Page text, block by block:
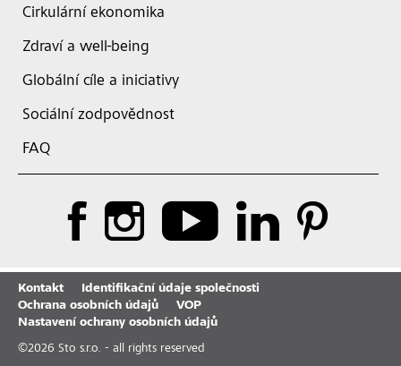
Cirkulární ekonomika
Zdraví a well-being
Globální cíle a iniciativy
Sociální zodpovědnost
FAQ
Kontakt
Identifikační údaje společnosti
Ochrana osobních údajů
VOP
Nastavení ochrany osobních údajů
©2026 Sto s.r.o. - all rights reserved